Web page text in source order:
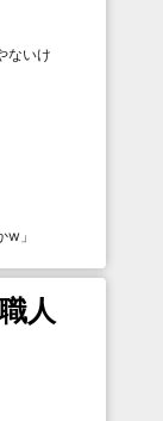
ないけ
w 」
人